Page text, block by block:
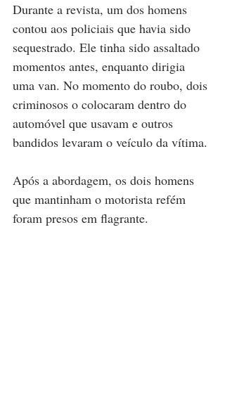
Durante a revista, um dos homens
contou aos policiais que havia sido
sequestrado. Ele tinha sido assaltado
momentos antes, enquanto dirigia
uma van. No momento do roubo, dois
criminosos o colocaram dentro do
automóvel que usavam e outros
bandidos levaram o veículo da vítima.
Após a abordagem, os dois homens
que mantinham o motorista refém
foram presos em flagrante.